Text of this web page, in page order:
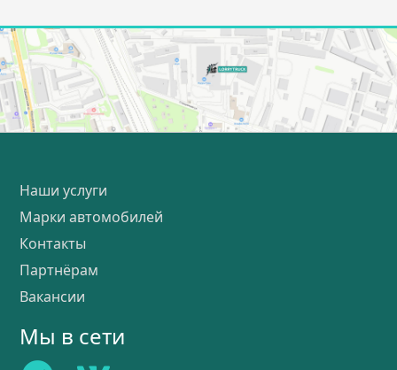
Наши услуги
Марки автомобилей
Контакты
Партнёрам
Вакансии
Мы в сети